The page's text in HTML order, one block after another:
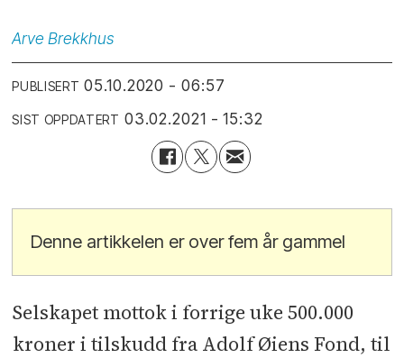
Arve Brekkhus
PUBLISERT 05.10.2020 - 06:57
SIST OPPDATERT 03.02.2021 - 15:32
Denne artikkelen er over fem år gammel
Selskapet mottok i forrige uke 500.000
kroner i tilskudd fra Adolf Øiens Fond, til